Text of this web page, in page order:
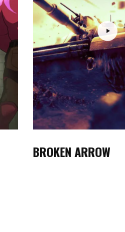
BROKEN ARROW